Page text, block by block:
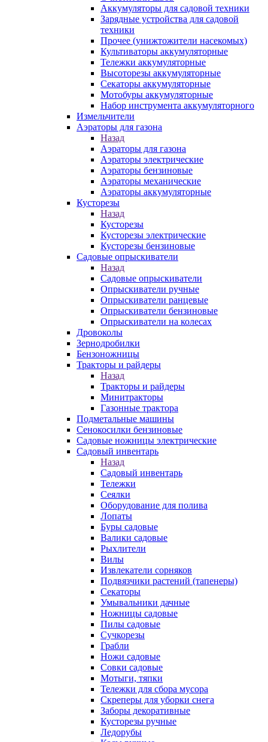
Аккумуляторы для садовой техники
Зарядные устройства для садовой
техники
Прочее (унижтожители насекомых)
Культиваторы аккумуляторные
Тележки аккумуляторные
Высоторезы аккумуляторные
Секаторы аккумуляторные
Мотобуры аккумуляторные
Набор инструмента аккумуляторного
Измельчители
Аэраторы для газона
Назад
Аэраторы для газона
Аэраторы электрические
Аэраторы бензиновые
Аэраторы механические
Аэраторы аккумуляторные
Кусторезы
Назад
Кусторезы
Кусторезы электрические
Кусторезы бензиновые
Садовые опрыскиватели
Назад
Садовые опрыскиватели
Опрыскиватели ручные
Опрыскиватели ранцевые
Опрыскиватели бензиновые
Опрыскиватели на колесах
Дровоколы
Зернодробилки
Бензоножницы
Тракторы и райдеры
Назад
Тракторы и райдеры
Минитракторы
Газонные трактора
Подметальные машины
Сенокосилки бензиновые
Садовые ножницы электрические
Садовый инвентарь
Назад
Садовый инвентарь
Тележки
Сеялки
Оборудование для полива
Лопаты
Буры садовые
Валики садовые
Рыхлители
Вилы
Извлекатели сорняков
Подвязчики растений (тапенеры)
Секаторы
Умывальники дачные
Ножницы садовые
Пилы садовые
Сучкорезы
Грабли
Ножи садовые
Совки садовые
Мотыги, тяпки
Тележки для сбора мусора
Скреперы для уборки снега
Заборы декоративные
Кусторезы ручные
Ледорубы